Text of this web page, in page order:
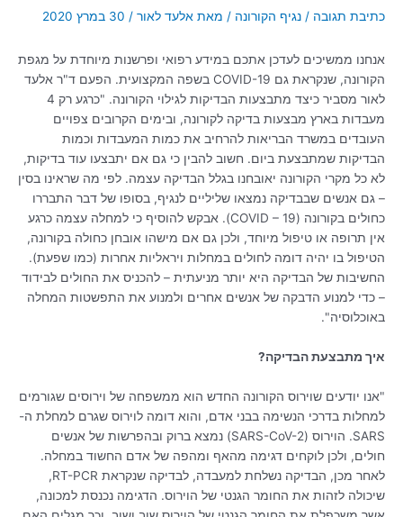
כתיבת תגובה / נגיף הקורונה / מאת אלעד לאור / 30 במרץ 2020
אנחנו ממשיכים לעדכן אתכם במידע רפואי ופרשנות מיוחדת על מגפת
הקורונה, שנקראת גם COVID-19 בשפה המקצועית. הפעם ד"ר אלעד
לאור מסביר כיצד מתבצעות הבדיקות לגילוי הקורונה. "
כרגע רק 4
מעבדות בארץ מבצעות בדיקה לקורונה, ובימים הקרובים צפויים
העובדים במשרד הבריאות להרחיב את כמות המעבדות וכמות
הבדיקות שמתבצעת ביום. חשוב להבין כי גם אם יתבצעו עוד בדיקות,
לא כל מקרי הקורונה יאובחנו בגלל הבדיקה עצמה. לפי מה שראינו בסין
– גם אנשים שבבדיקה נמצאו שליליים לנגיף, בסופו של דבר התבררו
כחולים בקורונה (COVID – 19). אבקש להוסיף כי למחלה עצמה כרגע
אין תרופה או טיפול מיוחד, ולכן גם אם מישהו אובחן כחולה בקורונה,
הטיפול בו יהיה דומה לחולים במחלות ויראליות אחרות (כמו שפעת).
החשיבות של הבדיקה היא יותר מניעתית – להכניס את החולים לבידוד
– כדי למנוע הדבקה של אנשים אחרים ולמנוע את התפשטות המחלה
באוכלוסיה".
איך מתבצעת הבדיקה?
"אנו יודעים שוירוס הקורונה החדש הוא ממשפחה של וירוסים שגורמים
למחלות בדרכי הנשימה בבני אדם, והוא דומה לוירוס שגרם למחלת ה-
SARS. הוירוס (
SARS-CoV-2)
נמצא ברוק ובהפרשות של אנשים
חולים, ולכן לוקחים דגימה מהאף ומהפה של אדם החשוד במחלה.
לאחר מכן, הבדיקה נשלחת למעבדה, לבדיקה שנקראת RT-PCR,
שיכולה לזהות את החומר הגנטי של הוירוס. הדגימה נכנסת למכונה,